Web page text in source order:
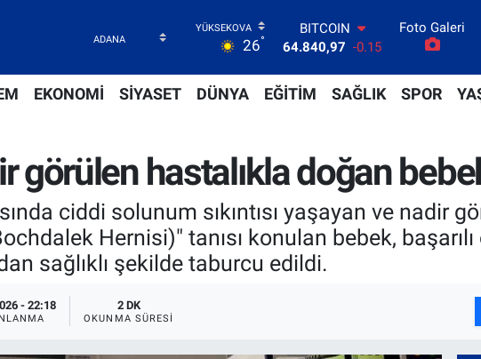
26°
BITCOIN
64.840,97 -0.15
47,7436
0.18
EURO
64,4811 0.38
GRAM ALTIN
6660.55
BİST100
13.779 -14
Foto Galeri
EKONOMİ SİYASET DÜNYA EĞİTİM SAĞLIK SPOR
görülen hastalıkla doğan
ciddi solunum sıkıntısı yaşayan ve nadir
Hernisi)" tanısı konulan bebek,
sağlıklı şekilde taburcu edildi.
- 22:18 2 DK
OKUNMA SÜRESI